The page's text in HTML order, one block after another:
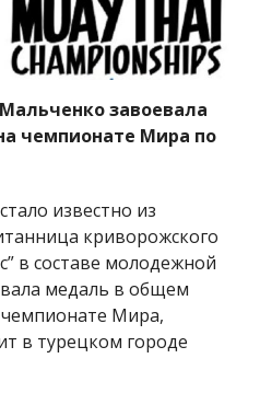
завоевала
чемпионате Мира по
известно из
криворожского
в составе молодежной
медаль в общем
Мира,
в турецком городе